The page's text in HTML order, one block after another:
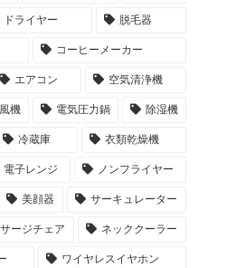
ドライヤー 脱毛器
コーヒーメーカー
エアコン 空気清浄機
機 電気圧力鍋 除湿機
冷蔵庫 衣類乾燥機
電子レンジ ノンフライヤー
美顔器 サーキュレーター
ージチェア ネッククーラー
ワイヤレスイヤホン